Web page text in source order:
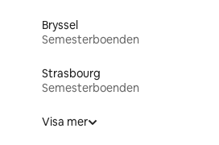
Bryssel
Semesterboenden
Strasbourg
Semesterboenden
Visa mer